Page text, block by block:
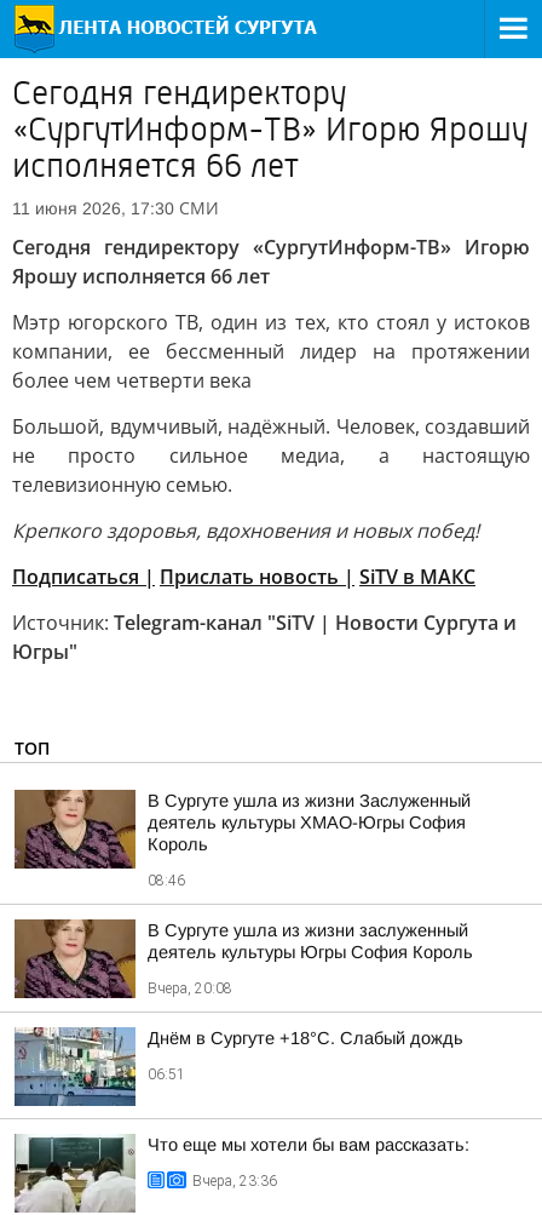
Сегодня гендиректору
«СургутИнформ-ТВ» Игорю Ярошу
исполняется 66 лет
11 июня 2026, 17:30 СМИ
Сегодня гендиректору «СургутИнформ-ТВ» Игорю
Ярошу исполняется 66 лет
Мэтр югорского ТВ, один из тех, кто стоял у истоков
компании, ее бессменный лидер на протяжении
более чем четверти века
Большой, вдумчивый, надёжный. Человек, создавший
не просто сильное медиа, а настоящую
телевизионную семью.
Крепкого здоровья, вдохновения и новых побед!
Подписаться | Прислать новость | SiTV в МАКС
Источник: Telegram-канал "SiTV | Новости Сургута и
Югры"
ТОП
В Сургуте ушла из жизни Заслуженный
деятель культуры ХМАО-Югры София
Король
08:46
В Сургуте ушла из жизни заслуженный
деятель культуры Югры София Король
Вчера, 20:08
Днём в Сургуте +18°С. Слабый дождь
06:51
Что еще мы хотели бы вам рассказать:
Вчера, 23:36